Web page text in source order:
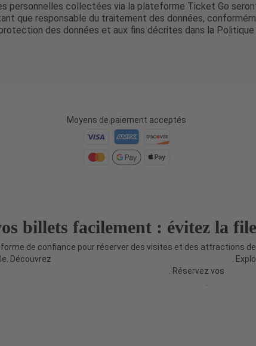
personnelles collectées via la plateforme Ticket Go
que responsable du traitement des données,
des données et aux fins décrites dans la Politique
Moyens de paiement acceptés
billets facilement : évitez la
de confiance pour réserver des visites et des attractions
Découvrez
.
. Réservez vos